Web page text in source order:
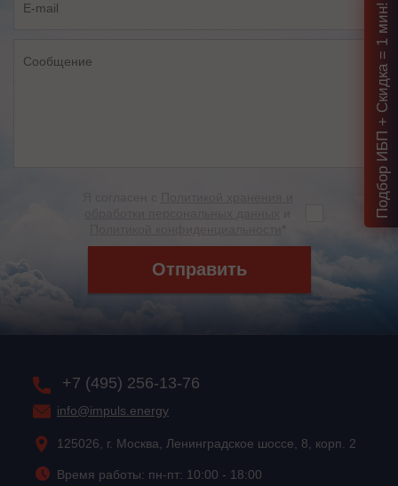
Отправить
+7 (495) 256-13-76
info@impuls.energy
125026, г. Москва, Ленинградское шоссе, 8, корп. 2
Время работы: пн-пт: 10:00 - 18:00
Подбор ИБП + Скидка = 1 мин!